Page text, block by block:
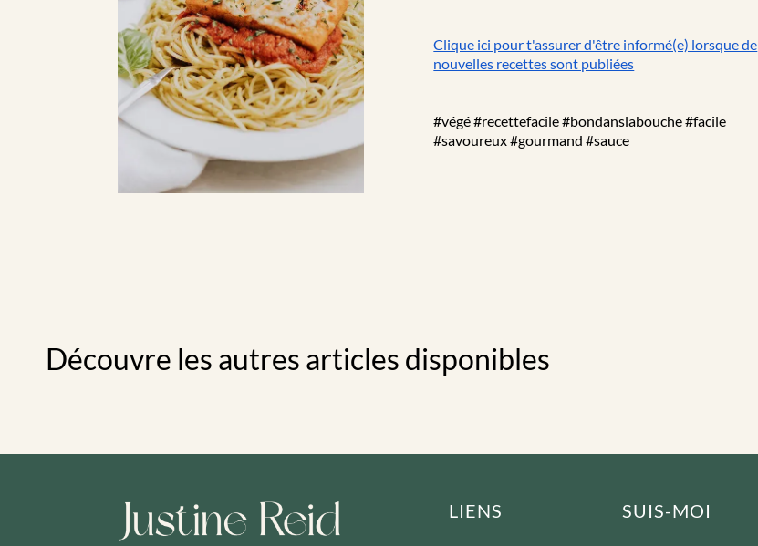
Clique ici pour t'assurer d'être informé(e) lorsque de
nouvelles recettes sont publiées
#végé #recettefacile #bondanslabouche #facile
#savoureux #gourmand #sauce
Découvre les autres articles disponibles
LIENS SUIS-MOI